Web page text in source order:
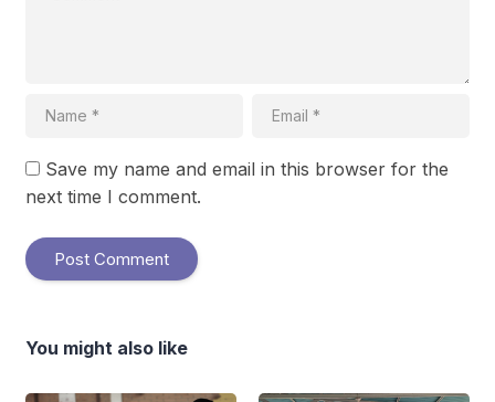
Save my name and email in this browser for the
next time I comment.
You might also like